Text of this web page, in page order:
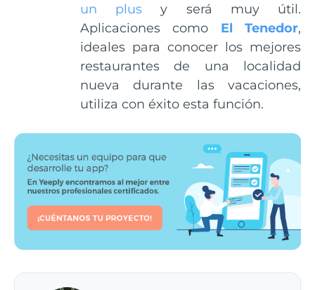
un plus y será muy útil.
Aplicaciones como El Tenedor,
ideales para conocer los mejores
restaurantes de una localidad
nueva durante las vacaciones,
utiliza con éxito esta función.